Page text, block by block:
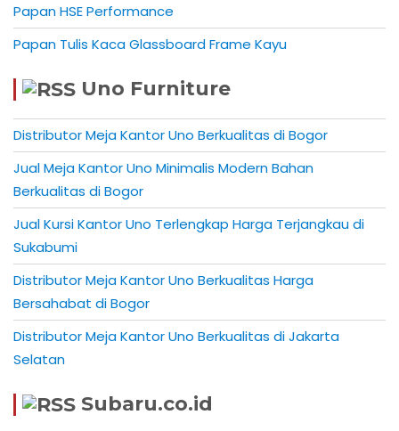
Papan HSE Performance
Papan Tulis Kaca Glassboard Frame Kayu
Uno Furniture
Distributor Meja Kantor Uno Berkualitas di Bogor
Jual Meja Kantor Uno Minimalis Modern Bahan
Berkualitas di Bogor
Jual Kursi Kantor Uno Terlengkap Harga Terjangkau di
Sukabumi
Distributor Meja Kantor Uno Berkualitas Harga
Bersahabat di Bogor
Distributor Meja Kantor Uno Berkualitas di Jakarta
Selatan
Subaru.co.id